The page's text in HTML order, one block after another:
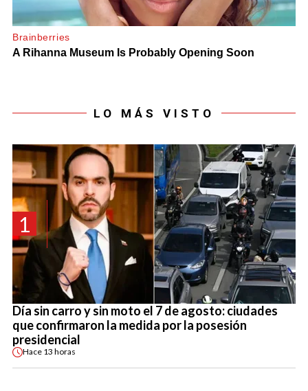
LO MÁS VISTO
1
Día sin carro y sin moto el 7 de agosto: ciudades
que confirmaron la medida por la posesión
presidencial
Hace 13 horas